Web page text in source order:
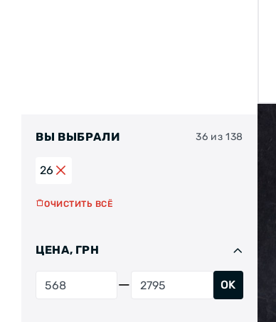
ВЫ ВЫБРАЛИ 36 из 138
26
ОЧИСТИТЬ ВСЁ
ЦЕНА, ГРН
OK